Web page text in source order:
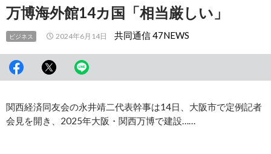
移
動万博海外館14カ国「相当厳しい」
ビジネス 2024年6月14日 共同通信 47NEWS
関西経済同友会の永井靖二代表幹事は14日、大阪市で定例記者
会見を開き、2025年大阪・関西万博で建設……